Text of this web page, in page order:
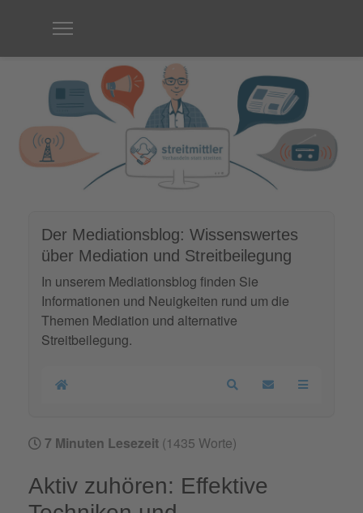
Der Mediationsblog: Wissenswertes
über Mediation und Streitbeilegung
In unserem Mediationsblog finden Sie
Informationen und Neuigkeiten rund um die
Themen Mediation und alternative
Streitbeilegung.
Home SearchUpdates
7 Minuten Lesezeit (1435 Worte)
Aktiv zuhören: Effektive